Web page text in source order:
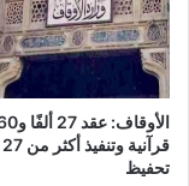
تحفيظ